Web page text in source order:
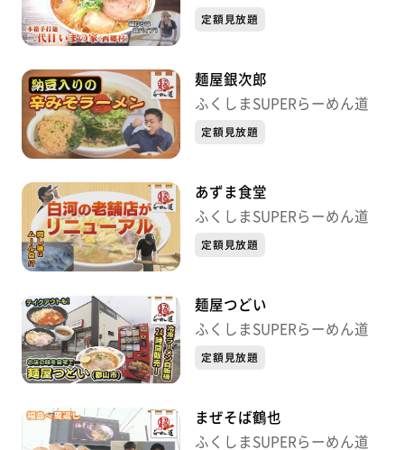
定額見放題
麺屋銀次郎
ふくしまSUPERらーめん道
定額見放題
あずま食堂
ふくしまSUPERらーめん道
定額見放題
麺屋つどい
ふくしまSUPERらーめん道
定額見放題
まぜそば鶴也
ふくしまSUPERらーめん道